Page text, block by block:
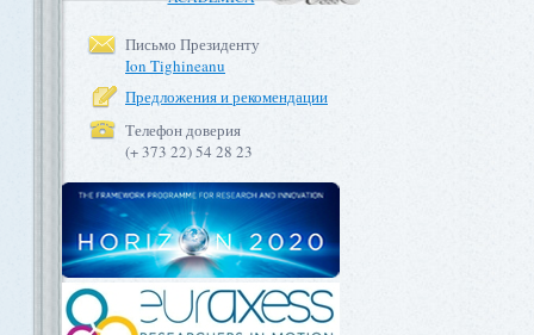
Письмо Президенту
Ion Tighineanu
Предложения и рекомендации
Телефон доверия
(+ 373 22) 54 28 23